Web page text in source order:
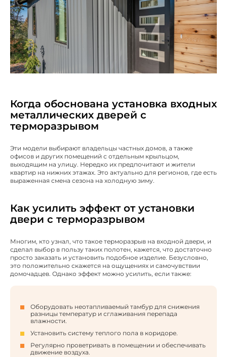
Когда обоснована установка входных
металлических дверей с
терморазрывом
Эти модели выбирают владельцы частных домов, а также
офисов и других помещений с отдельным крыльцом,
выходящим на улицу. Нередко их предпочитают и жители
квартир на нижних этажах. Это актуально для регионов, где есть
выраженная смена сезона на холодную зиму.
Как усилить эффект от установки
двери с терморазрывом
Многим, кто узнал, что такое терморазрыв на входной двери, и
сделал выбор в пользу таких полотен, кажется, что достаточно
просто заказать и установить подобное изделие. Безусловно,
это положительно скажется на ощущениях и самочувствии
домочадцев. Однако эффект можно усилить, если также:
Оборудовать неотапливаемый тамбур для снижения
разницы температур и сглаживания перепада
влажности.
Установить систему теплого пола в коридоре.
Регулярно проветривать в помещении и обеспечивать
движение воздуха.